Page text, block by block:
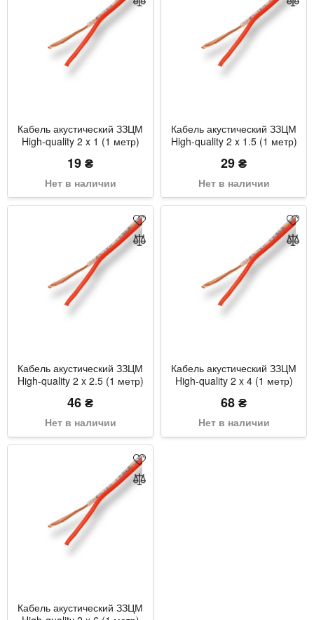
Кабель акустический ЗЗЦМ
High-quality 2 x 1 (1 метр)
19 ₴
Нет в наличии
Кабель акустический ЗЗЦМ
High-quality 2 x 1.5 (1 метр)
29 ₴
Нет в наличии
Кабель акустический ЗЗЦМ
High-quality 2 x 2.5 (1 метр)
46 ₴
Нет в наличии
Кабель акустический ЗЗЦМ
High-quality 2 x 4 (1 метр)
68 ₴
Нет в наличии
Кабель акустический ЗЗЦМ